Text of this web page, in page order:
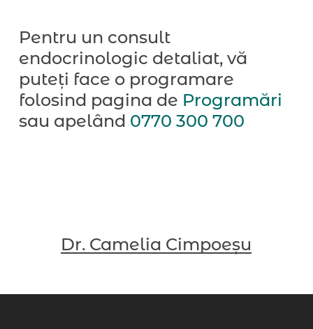
Pentru un consult
endocrinologic detaliat, vă
puteți face o programare
folosind pagina de Programări
sau apelând 0770 300 700
Dr. Camelia Cimpoeșu